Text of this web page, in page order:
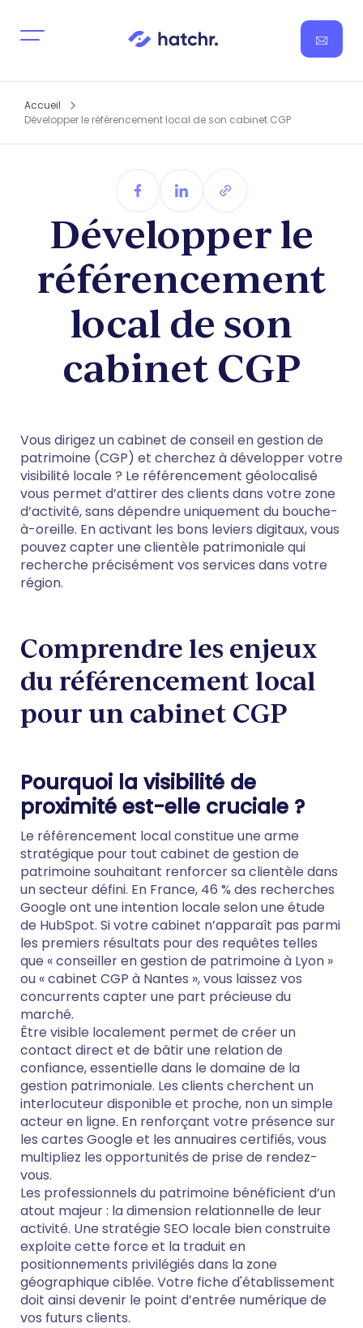
Accueil
Développer le référencement local de son cabinet CGP
Développer le
référencement
local de son
cabinet CGP
Vous dirigez un cabinet de conseil en gestion de
patrimoine (CGP) et cherchez à développer votre
visibilité locale ? Le référencement géolocalisé
vous permet d’attirer des clients dans votre zone
d’activité, sans dépendre uniquement du bouche-
à-oreille. En activant les bons leviers digitaux, vous
pouvez capter une clientèle patrimoniale qui
recherche précisément vos services dans votre
région.
Comprendre les enjeux
du référencement local
pour un cabinet CGP
Pourquoi la visibilité de
proximité est-elle cruciale ?
Le référencement local constitue une arme
stratégique pour tout cabinet de gestion de
patrimoine souhaitant renforcer sa clientèle dans
un secteur défini. En France, 46 % des recherches
Google ont une intention locale selon une étude
de HubSpot. Si votre cabinet n’apparaît pas parmi
les premiers résultats pour des requêtes telles
que « conseiller en gestion de patrimoine à Lyon »
ou « cabinet CGP à Nantes », vous laissez vos
concurrents capter une part précieuse du
marché.
Être visible localement permet de créer un
contact direct et de bâtir une relation de
confiance, essentielle dans le domaine de la
gestion patrimoniale. Les clients cherchent un
interlocuteur disponible et proche, non un simple
acteur en ligne. En renforçant votre présence sur
les cartes Google et les annuaires certifiés, vous
multipliez les opportunités de prise de rendez-
vous.
Les professionnels du patrimoine bénéficient d’un
atout majeur : la dimension relationnelle de leur
activité. Une stratégie SEO locale bien construite
exploite cette force et la traduit en
positionnements privilégiés dans la zone
géographique ciblée. Votre fiche d'établissement
doit ainsi devenir le point d’entrée numérique de
vos futurs clients.